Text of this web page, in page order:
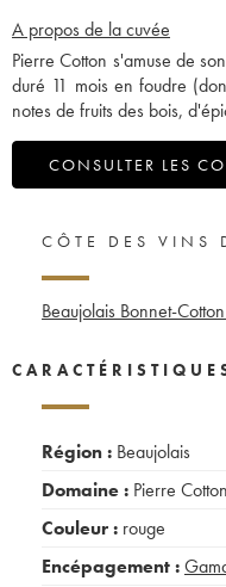
A propos de la cuvée
Pierre Cotton s'amuse de
duré 11 mois en foudre
notes de fruits des bois,
CONSULTER LES
CÔTE DES VINS
Beaujolais Bonnet-
Région : Beaujolais
Domaine : Pierre Cotton
Couleur : rouge
Encépagement :